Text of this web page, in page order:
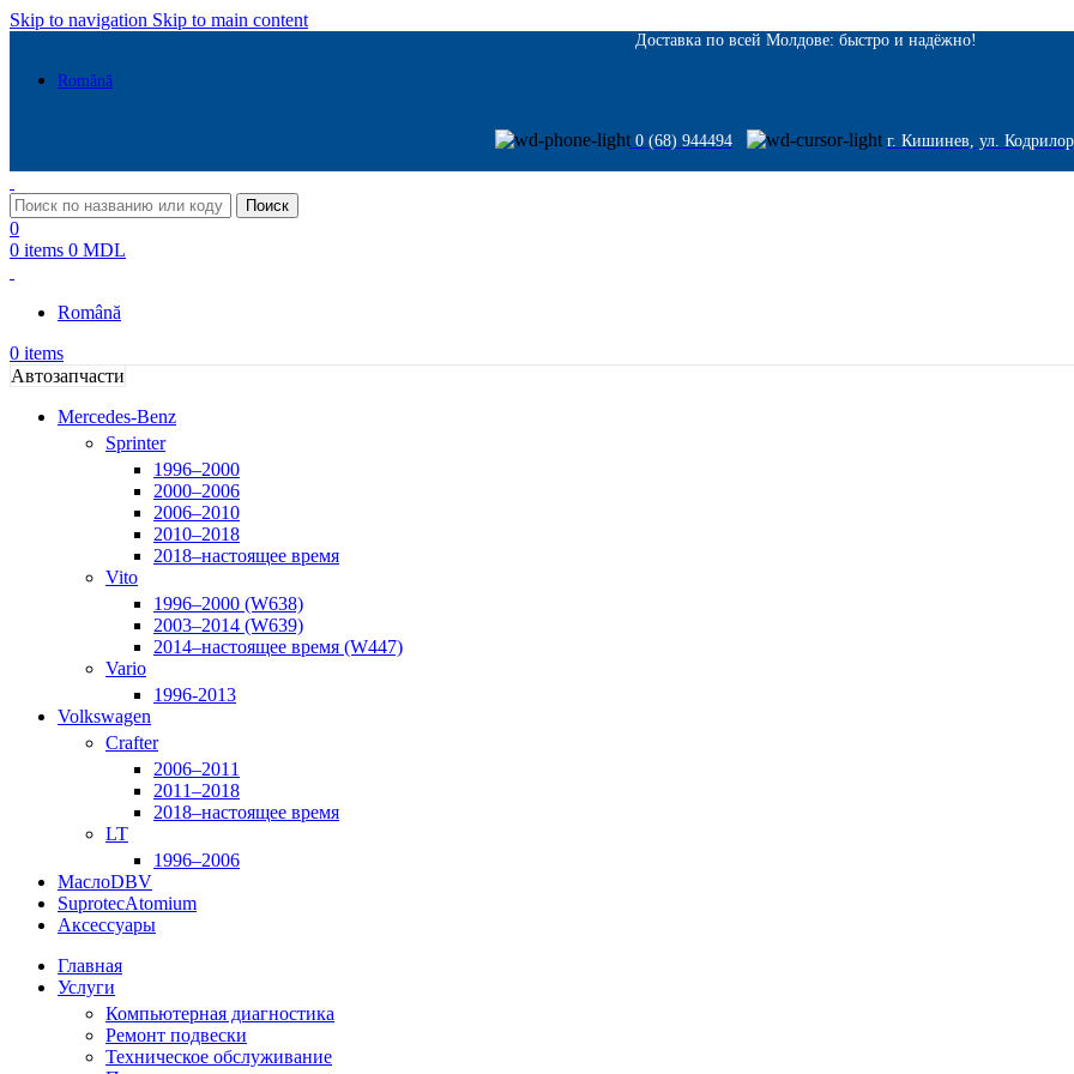
Skip to navigation Skip to main content
Доставка по всей Молдове: быстро и надёжно!
Română
0 (68) 944494 г. Кишинев, ул.
Поиск
0
0 items 0 MDL
Română
0 items
Автозапчасти
Mercedes-Benz
Sprinter
1996–2000
2000–2006
2006–2010
2010–2018
2018–настоящее время
Vito
1996–2000 (W638)
2003–2014 (W639)
2014–настоящее время (W447)
Vario
1996-2013
Volkswagen
Crafter
2006–2011
2011–2018
2018–настоящее время
LT
1996–2006
МаслоDBV
SuprotecAtomium
Аксессуары
Главная
Услуги
Компьютерная диагностика
Ремонт подвески
Техническое обслуживание